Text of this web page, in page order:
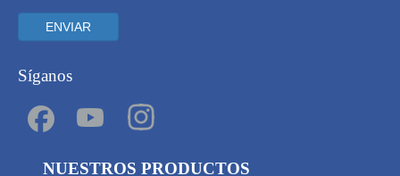
ENVIAR
Síganos
NUESTROS PRODUCTOS